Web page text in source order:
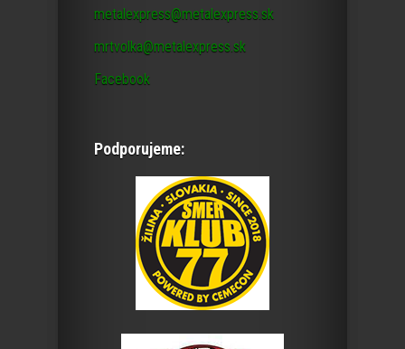
metalexpress@metalexpress.sk
mrtvolka@metalexpress.sk
Facebook
Podporujeme: